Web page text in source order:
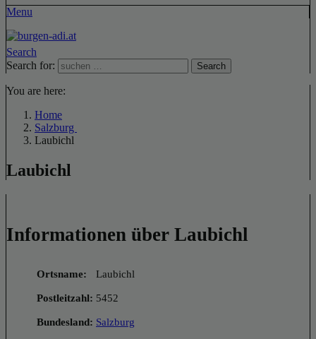
Menu
Search
Search for:
Search
You are here:
Home
Salzburg
Laubichl
Laubichl
Informationen über Laubichl
Ortsname: Laubichl
Postleitzahl: 5452
Bundesland: Salzburg